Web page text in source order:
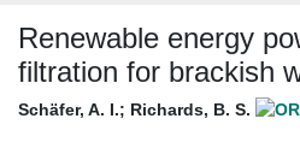
Renewable energy
filtration for brackish
Schäfer, A. I.; Richards, B. S.